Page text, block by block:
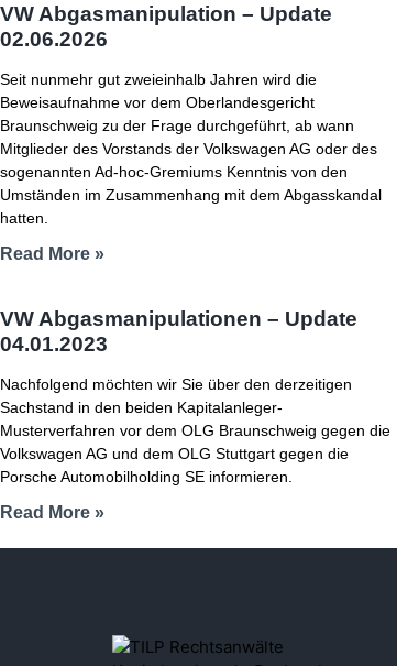
VW Abgasmanipulation – Update
02.06.2026
Seit nunmehr gut zweieinhalb Jahren wird die
Beweisaufnahme vor dem Oberlandesgericht
Braunschweig zu der Frage durchgeführt, ab wann
Mitglieder des Vorstands der Volkswagen AG oder des
sogenannten Ad-hoc-Gremiums Kenntnis von den
Umständen im Zusammenhang mit dem Abgasskandal
hatten.
Read More »
VW Abgasmanipulationen – Update
04.01.2023
Nachfolgend möchten wir Sie über den derzeitigen
Sachstand in den beiden Kapitalanleger-
Musterverfahren vor dem OLG Braunschweig gegen die
Volkswagen AG und dem OLG Stuttgart gegen die
Porsche Automobilholding SE informieren.
Read More »